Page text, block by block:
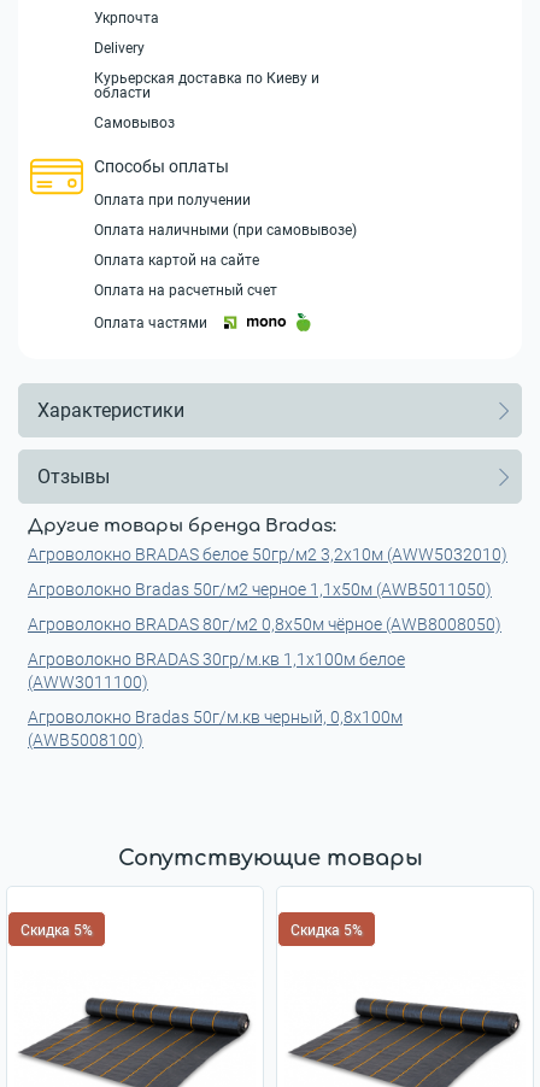
Укрпочта
Delivery
Курьерская доставка по Киеву и
области
Самовывоз
Способы оплаты
Оплата при получении
Оплата наличными (при самовывозе)
Оплата картой на сайте
Оплата на расчетный счет
Оплата частями
Характеристики
Отзывы
Другие товары бренда Bradas:
Агроволокно BRADAS белое 50гр/м2 3,2х10м (AWW5032010)
Агроволокно Bradas 50г/м2 черное 1,1x50м (AWB5011050)
Агроволокно BRADAS 80г/м2 0,8х50м чёрное (AWB8008050)
Агроволокно BRADAS 30гр/м.кв 1,1х100м белое
(AWW3011100)
Агроволокно Bradas 50г/м.кв черный, 0,8х100м
(AWB5008100)
Сопутствующие товары
Скидка 5% Скидка 5%